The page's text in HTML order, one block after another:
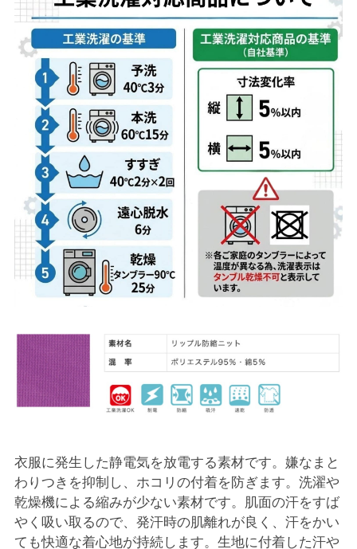
衣服に発生した静電気を放電する素材です。嫌なまと
わりつきを抑制し、ホコリの付着を防ぎます。洗濯や
乾燥機による縮みが少ない素材です。肌面の汗をすば
やく吸い取るので、発汗時の肌離れが良く、汗をかい
ても快適な着心地が持続します。生地に付着した汗や